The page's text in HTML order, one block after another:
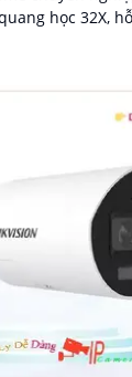
học 32X,